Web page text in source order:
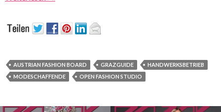
AUSTRIAN FASHION BOARD GRAZGUIDE
HANDWERKSBETRIEB
MODESCHAFFENDE
OPEN FASHION STUDIO